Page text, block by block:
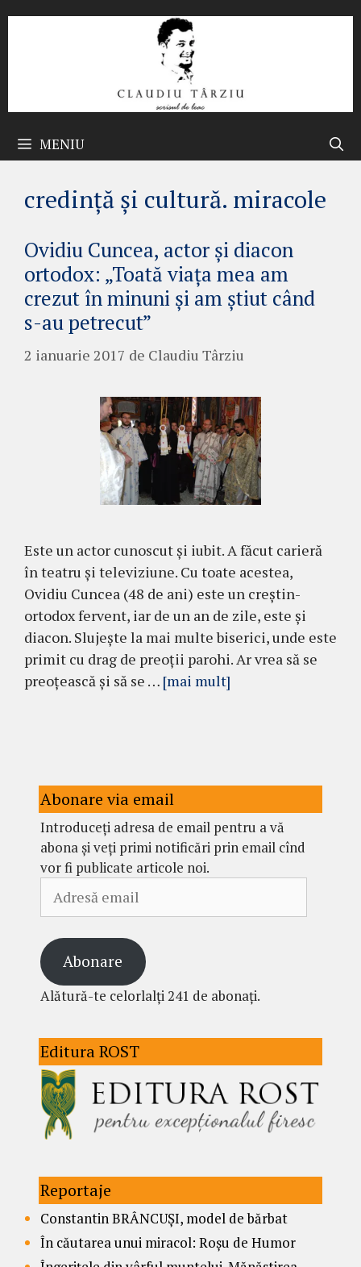
MENIU
credință și cultură. miracole
Ovidiu Cuncea, actor şi diacon
ortodox: „Toată viaţa mea am
crezut în minuni şi am ştiut când
s-au petrecut”
2 ianuarie 2017 de Claudiu Târziu
Este un actor cunoscut şi iubit. A făcut carieră
în teatru şi televiziune. Cu toate acestea,
Ovidiu Cuncea (48 de ani) este un creştin-
ortodox fervent, iar de un an de zile, este şi
diacon. Slujeşte la mai multe biserici, unde este
primit cu drag de preoţii parohi. Ar vrea să se
preoţească şi să se … [mai mult]
Abonare via email
Introduceți adresa de email pentru a vă
abona și veți primi notificări prin email cînd
vor fi publicate articole noi.
email
Abonare
Alătură-te celorlalți 241 de abonați.
Editura ROST
Reportaje
Constantin BRÂNCUȘI, model de bărbat
În căutarea unui miracol: Roșu de Humor